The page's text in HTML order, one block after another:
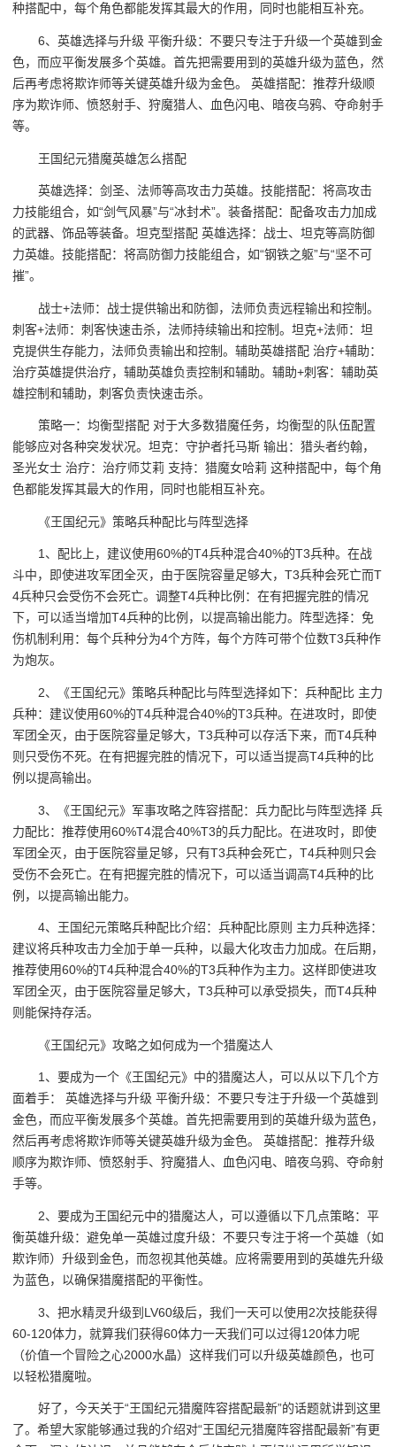
种搭配中，每个角色都能发挥其最大的作用，同时也能相互补充。
6、英雄选择与升级 平衡升级：不要只专注于升级一个英雄到金
色，而应平衡发展多个英雄。首先把需要用到的英雄升级为蓝色，然
后再考虑将欺诈师等关键英雄升级为金色。 英雄搭配：推荐升级顺
序为欺诈师、愤怒射手、狩魔猎人、血色闪电、暗夜乌鸦、夺命射手
等。
王国纪元猎魔英雄怎么搭配
英雄选择：剑圣、法师等高攻击力英雄。技能搭配：将高攻击
力技能组合，如“剑气风暴”与“冰封术”。装备搭配：配备攻击力加成
的武器、饰品等装备。坦克型搭配 英雄选择：战士、坦克等高防御
力英雄。技能搭配：将高防御力技能组合，如“钢铁之躯”与“坚不可
摧”。
战士+法师：战士提供输出和防御，法师负责远程输出和控制。
刺客+法师：刺客快速击杀，法师持续输出和控制。坦克+法师：坦
克提供生存能力，法师负责输出和控制。辅助英雄搭配 治疗+辅助：
治疗英雄提供治疗，辅助英雄负责控制和辅助。辅助+刺客：辅助英
雄控制和辅助，刺客负责快速击杀。
策略一：均衡型搭配 对于大多数猎魔任务，均衡型的队伍配置
能够应对各种突发状况。坦克：守护者托马斯 输出：猎头者约翰，
圣光女士 治疗：治疗师艾莉 支持：猎魔女哈莉 这种搭配中，每个角
色都能发挥其最大的作用，同时也能相互补充。
《王国纪元》策略兵种配比与阵型选择
1、配比上，建议使用60%的T4兵种混合40%的T3兵种。在战
斗中，即使进攻军团全灭，由于医院容量足够大，T3兵种会死亡而T
4兵种只会受伤不会死亡。调整T4兵种比例：在有把握完胜的情况
下，可以适当增加T4兵种的比例，以提高输出能力。阵型选择：免
伤机制利用：每个兵种分为4个方阵，每个方阵可带个位数T3兵种作
为炮灰。
2、《王国纪元》策略兵种配比与阵型选择如下：兵种配比 主力
兵种：建议使用60%的T4兵种混合40%的T3兵种。在进攻时，即使
军团全灭，由于医院容量足够大，T3兵种可以存活下来，而T4兵种
则只受伤不死。在有把握完胜的情况下，可以适当提高T4兵种的比
例以提高输出。
3、《王国纪元》军事攻略之阵容搭配：兵力配比与阵型选择 兵
力配比：推荐使用60%T4混合40%T3的兵力配比。在进攻时，即使
军团全灭，由于医院容量足够，只有T3兵种会死亡，T4兵种则只会
受伤不会死亡。在有把握完胜的情况下，可以适当调高T4兵种的比
例，以提高输出能力。
4、王国纪元策略兵种配比介绍：兵种配比原则 主力兵种选择：
建议将兵种攻击力全加于单一兵种，以最大化攻击力加成。在后期，
推荐使用60%的T4兵种混合40%的T3兵种作为主力。这样即使进攻
军团全灭，由于医院容量足够大，T3兵种可以承受损失，而T4兵种
则能保持存活。
《王国纪元》攻略之如何成为一个猎魔达人
1、要成为一个《王国纪元》中的猎魔达人，可以从以下几个方
面着手： 英雄选择与升级 平衡升级：不要只专注于升级一个英雄到
金色，而应平衡发展多个英雄。首先把需要用到的英雄升级为蓝色，
然后再考虑将欺诈师等关键英雄升级为金色。 英雄搭配：推荐升级
顺序为欺诈师、愤怒射手、狩魔猎人、血色闪电、暗夜乌鸦、夺命射
手等。
2、要成为王国纪元中的猎魔达人，可以遵循以下几点策略：平
衡英雄升级：避免单一英雄过度升级：不要只专注于将一个英雄（如
欺诈师）升级到金色，而忽视其他英雄。应将需要用到的英雄先升级
为蓝色，以确保猎魔搭配的平衡性。
3、把水精灵升级到LV60级后，我们一天可以使用2次技能获得
60-120体力，就算我们获得60体力一天我们可以过得120体力呢
（价值一个冒险之心2000水晶）这样我们可以升级英雄颜色，也可
以轻松猎魔啦。
好了，今天关于“王国纪元猎魔阵容搭配最新”的话题就讲到这里
了。希望大家能够通过我的介绍对“王国纪元猎魔阵容搭配最新”有更